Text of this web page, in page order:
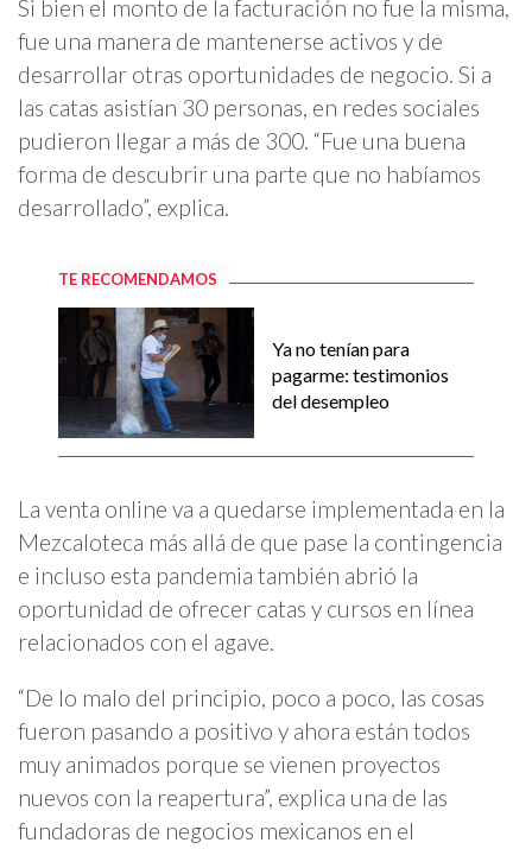
Si bien el monto de la facturación no fue la misma,
fue una manera de mantenerse activos y de
desarrollar otras oportunidades de negocio. Si a
las catas asistían 30 personas, en redes sociales
pudieron llegar a más de 300. “Fue una buena
forma de descubrir una parte que no habíamos
desarrollado”, explica.
TE RECOMENDAMOS
Ya no tenían para
pagarme: testimonios
del desempleo
La venta online va a quedarse implementada en la
Mezcaloteca más allá de que pase la contingencia
e incluso esta pandemia también abrió la
oportunidad de ofrecer catas y cursos en línea
relacionados con el agave.
“De lo malo del principio, poco a poco, las cosas
fueron pasando a positivo y ahora están todos
muy animados porque se vienen proyectos
nuevos con la reapertura”, explica una de las
fundadoras de negocios mexicanos en el